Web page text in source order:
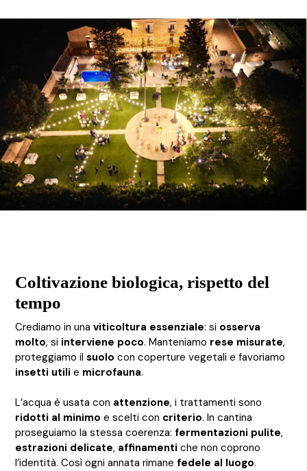
Coltivazione biologica, rispetto del
tempo
Crediamo in unaviticoltura essenziale: si osserva
molto, si interviene poco. Manteniamo rese misurate,
proteggiamo ilsuolo con coperture vegetali e favoriamo
insetti utili e microfauna.
L’acqua è usata con attenzione, i trattamenti sono
ridotti al minimo e scelti con criterio. In cantina
proseguiamo la stessa coerenza: fermentazioni pulite,
estrazioni delicate, affinamenti che non coprono
l’identità. Così ogni annata rimane fedele al luogo.